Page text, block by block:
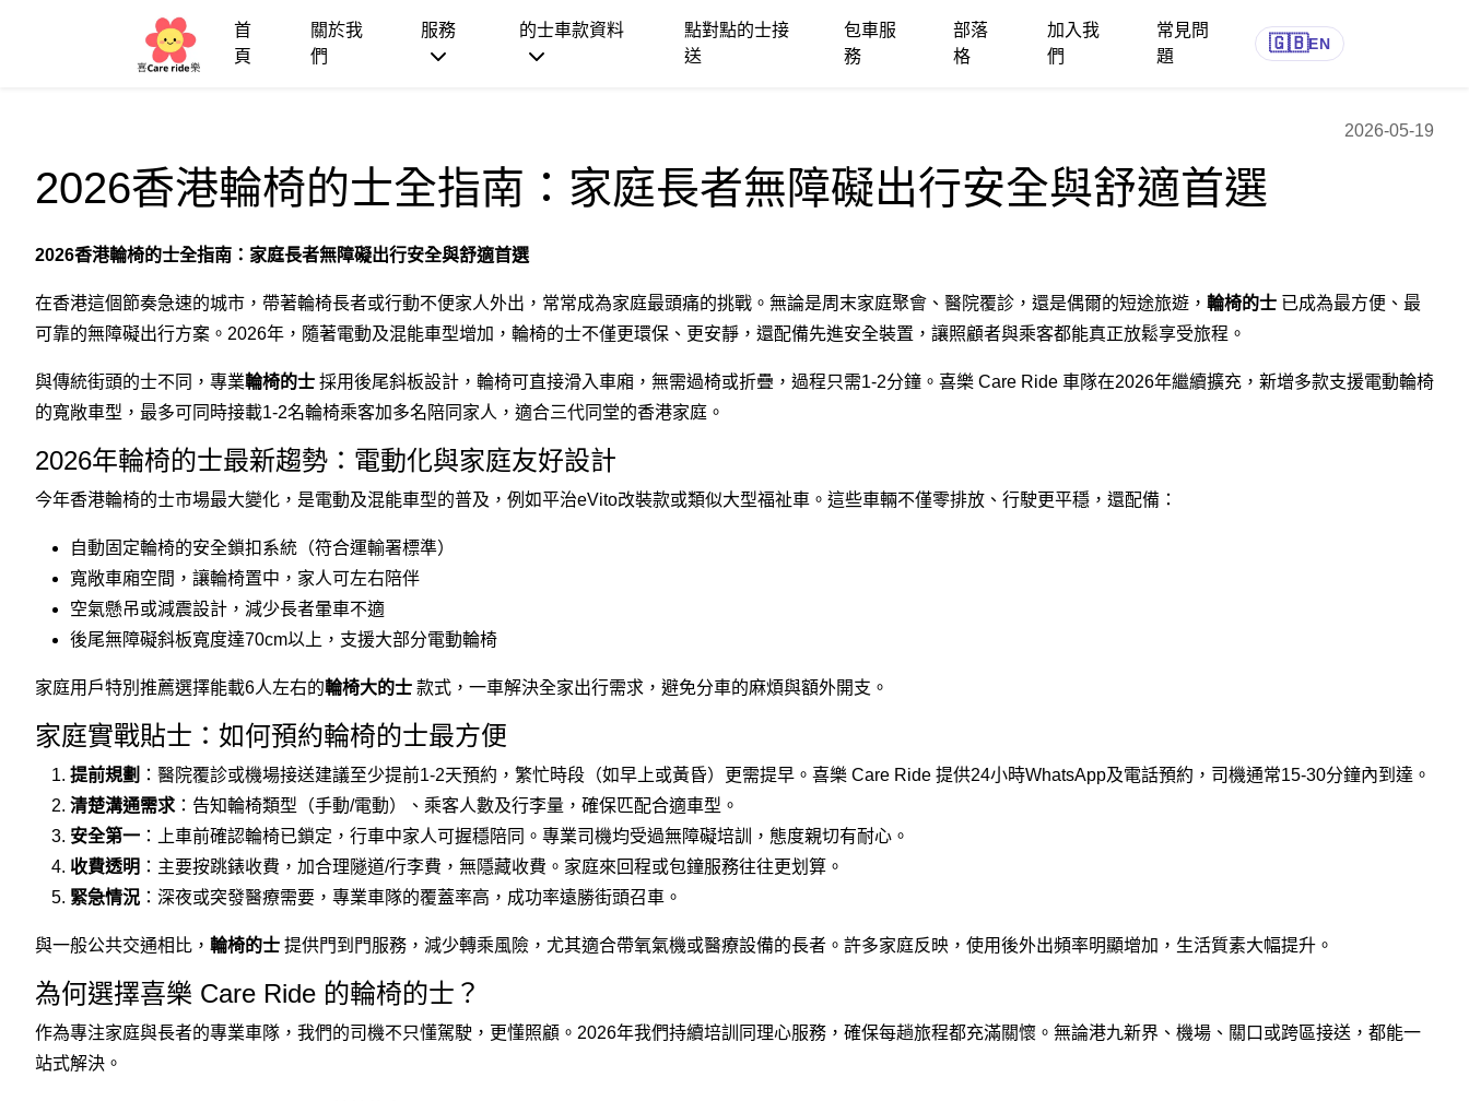
首
頁
關於我
們
服務 的士車款資料
點對點的士接
送
包車服
務
部落
格
加入我
們
常見問
題
🇬🇧EN
2026-05-19
2026香港輪椅的士全指南：家庭長者無障礙出行安全與舒適首選
2026香港輪椅的士全指南：家庭長者無障礙出行安全與舒適首選
在香港這個節奏急速的城市，帶著輪椅長者或行動不便家人外出，常常成為家庭最頭痛的挑戰。無論是周末家庭聚會、醫院覆診，還是偶爾的短途旅遊， 輪椅的士 已成為最方便、最
可靠的無障礙出行方案。2026年，隨著電動及混能車型增加，輪椅的士不僅更環保、更安靜，還配備先進安全裝置，讓照顧者與乘客都能真正放鬆享受旅程。
與傳統街頭的士不同，專業輪椅的士 採用後尾斜板設計，輪椅可直接滑入車廂，無需過椅或折疊，過程只需1-2分鐘。喜樂 Care Ride 車隊在2026年繼續擴充，新增多款支援電動輪椅
的寬敞車型，最多可同時接載1-2名輪椅乘客加多名陪同家人，適合三代同堂的香港家庭。
2026年輪椅的士最新趨勢：電動化與家庭友好設計
今年香港輪椅的士市場最大變化，是電動及混能車型的普及，例如平治eVito改裝款或類似大型福祉車。這些車輛不僅零排放、行駛更平穩，還配備：
自動固定輪椅的安全鎖扣系統（符合運輸署標準）
寬敞車廂空間，讓輪椅置中，家人可左右陪伴
空氣懸吊或減震設計，減少長者暈車不適
後尾無障礙斜板寬度達70cm以上，支援大部分電動輪椅
家庭用戶特別推薦選擇能載6人左右的輪椅大的士 款式，一車解決全家出行需求，避免分車的麻煩與額外開支。
家庭實戰貼士：如何預約輪椅的士最方便
提前規劃 ：醫院覆診或機場接送建議至少提前1-2天預約，繁忙時段（如早上或黃昏）更需提早。喜樂 Care Ride 提供24小時WhatsApp及電話預約，司機通常15-30分鐘內到達。
清楚溝通需求 ：告知輪椅類型（手動/電動）、乘客人數及行李量，確保匹配合適車型。
安全第一 ：上車前確認輪椅已鎖定，行車中家人可握穩陪同。專業司機均受過無障礙培訓，態度親切有耐心。
收費透明 ：主要按跳錶收費，加合理隧道/行李費，無隱藏收費。家庭來回程或包鐘服務往往更划算。
緊急情況 ：深夜或突發醫療需要，專業車隊的覆蓋率高，成功率遠勝街頭召車。
與一般公共交通相比， 輪椅的士 提供門到門服務，減少轉乘風險，尤其適合帶氧氣機或醫療設備的長者。許多家庭反映，使用後外出頻率明顯增加，生活質素大幅提升。
為何選擇喜樂 Care Ride 的輪椅的士？
作為專注家庭與長者的專業車隊，我們的司機不只懂駕駛，更懂照顧。2026年我們持續培訓同理心服務，確保每趟旅程都充滿關懷。無論港九新界、機場、關口或跨區接送，都能一
站式解決。